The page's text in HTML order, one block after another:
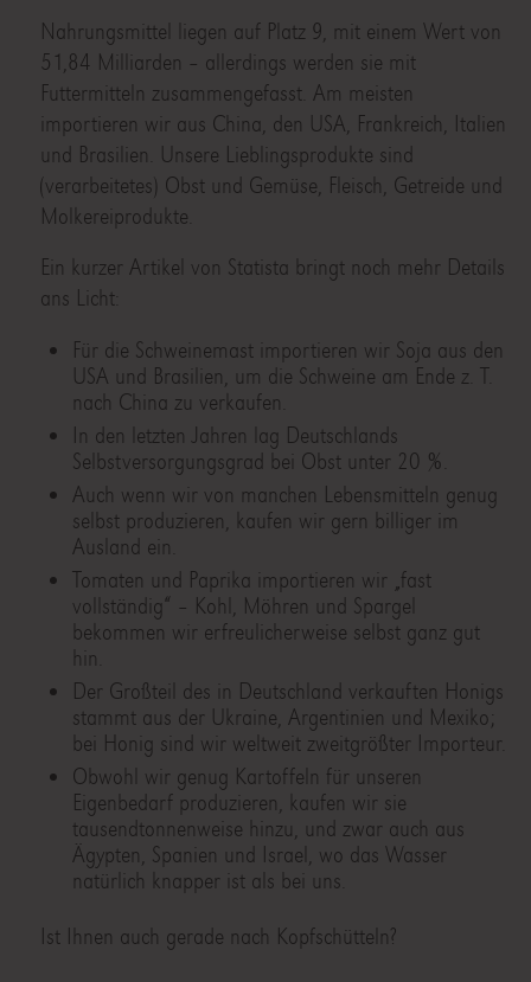
Nahrungsmittel liegen auf Platz 9, mit einem Wert von
51,84 Milliarden – allerdings werden sie mit
Futtermitteln zusammengefasst. Am meisten
importieren wir aus China, den USA, Frankreich, Italien
und Brasilien. Unsere Lieblingsprodukte sind
(verarbeitetes) Obst und Gemüse, Fleisch, Getreide und
Molkereiprodukte.
Ein kurzer Artikel von Statista bringt noch mehr Details
ans Licht:
Für die Schweinemast importieren wir Soja aus den
USA und Brasilien, um die Schweine am Ende z. T.
nach China zu verkaufen.
In den letzten Jahren lag Deutschlands
Selbstversorgungsgrad bei Obst unter 20 %.
Auch wenn wir von manchen Lebensmitteln genug
selbst produzieren, kaufen wir gern billiger im
Ausland ein.
Tomaten und Paprika importieren wir „fast
vollständig“ – Kohl, Möhren und Spargel
bekommen wir erfreulicherweise selbst ganz gut
hin.
Der Großteil des in Deutschland verkauften Honigs
stammt aus der Ukraine, Argentinien und Mexiko;
bei Honig sind wir weltweit zweitgrößter Importeur.
Obwohl wir genug Kartoffeln für unseren
Eigenbedarf produzieren, kaufen wir sie
tausendtonnenweise hinzu, und zwar auch aus
Ägypten, Spanien und Israel, wo das Wasser
natürlich knapper ist als bei uns.
Ist Ihnen auch gerade nach Kopfschütteln?